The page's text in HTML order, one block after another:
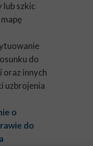
lub szkic
do
oraz innych
uzbrojenia
o
do